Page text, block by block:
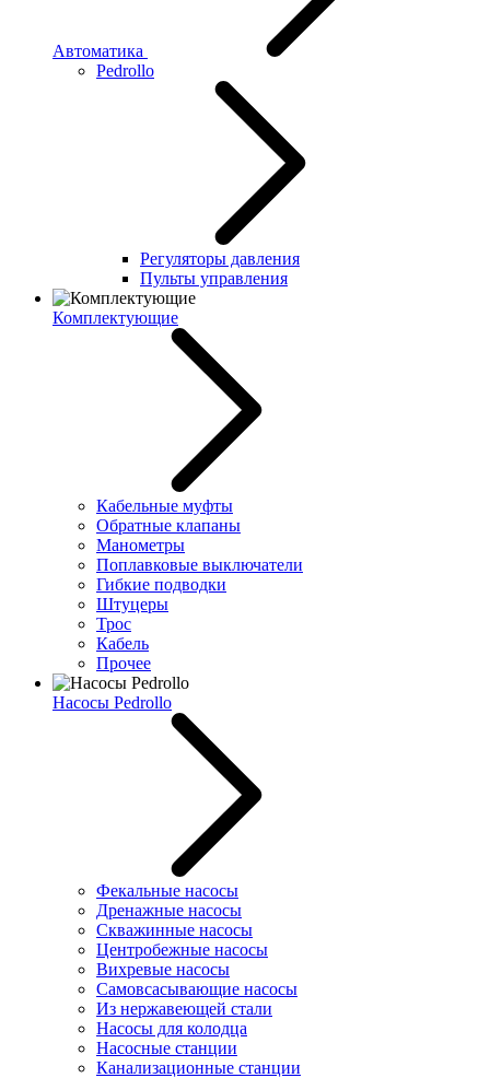
Автоматика
Pedrollo
Регуляторы давления
Пульты управления
Комплектующие
Кабельные муфты
Обратные клапаны
Манометры
Поплавковые выключатели
Гибкие подводки
Штуцеры
Трос
Кабель
Прочее
Насосы Pedrollo
Фекальные насосы
Дренажные насосы
Скважинные насосы
Центробежные насосы
Вихревые насосы
Самовсасывающие насосы
Из нержавеющей стали
Насосы для колодца
Насосные станции
Канализационные станции